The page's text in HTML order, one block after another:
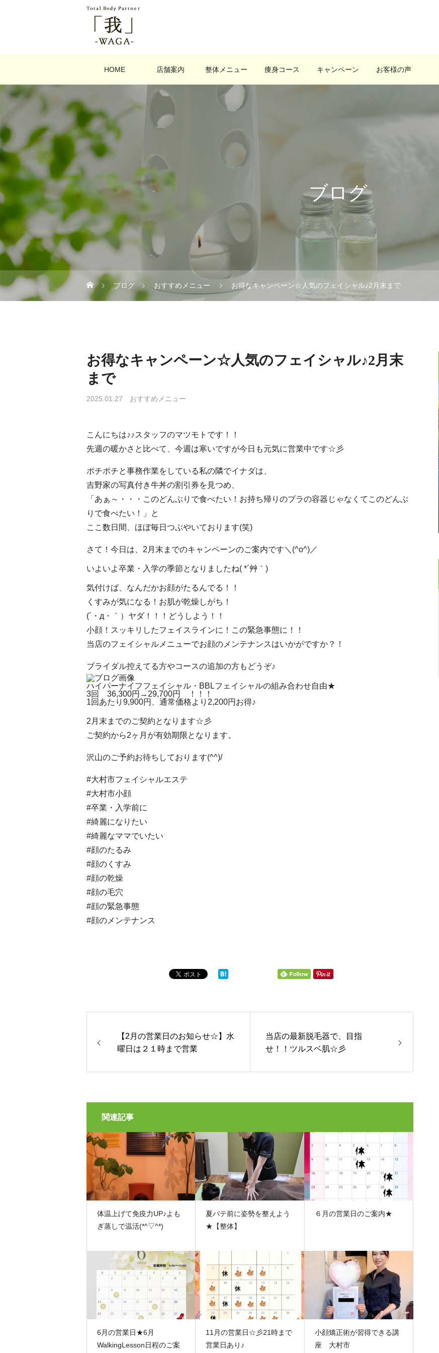
HOME 店舗案内 整体メニュー 痩身コース キャンペーン お客様の声
ブログ
ブログ おすすめメニュー お得なキャンペーン☆人気のフェイシャル♪2月末まで
お得なキャンペーン☆人気のフェイシャル♪2月末
まで
2025.01.27 おすすめメニュー
こんにちは♪♪スタッフのマツモトです！！
先週の暖かさと比べて、今週は寒いですが今日も元気に営業中です☆彡
ポチポチと事務作業をしている私の隣でイナダは、
吉野家の写真付き牛丼の割引券を見つめ、
「あぁ～・・・このどんぶりで食べたい！お持ち帰りのプラの容器じゃなくてこのどんぶ
りで食べたい！」と
ここ数日間、ほぼ毎日つぶやいております(笑)
さて！今日は、2月末までのキャンペーンのご案内です＼(^o^)／
いよいよ卒業・入学の季節となりましたね( *´艸｀)
気付けば、なんだかお顔がたるんでる！！
くすみが気になる！お肌が乾燥しがち！
(´・д・｀）ヤダ！！！どうしよう！！
小顔！スッキリしたフェイスラインに！この緊急事態に！！
当店のフェイシャルメニューでお顔のメンテナンスはいかがですか？！
ブライダル控えてる方やコースの追加の方もどうぞ♪
ハイパーナイフフェイシャル・BBLフェイシャルの組み合わせ自由★
3回 36,300円→29,700円 ！！！
1回あたり9,900円、通常価格より2,200円お得♪
2月末までのご契約となります☆彡
ご契約から2ヶ月が有効期限となります。
沢山のご予約お待ちしております(^^)/
#大村市フェイシャルエステ
#大村市小顔
#卒業・入学前に
#綺麗になりたい
#綺麗なママでいたい
#顔のたるみ
#顔のくすみ
#顔の乾燥
#顔の毛穴
#顔の緊急事態
#顔のメンテナンス
【2月の営業日のお知らせ☆】水
曜日は２１時まで営業
当店の最新脱毛器で、目指
せ！！ツルスベ肌☆彡
関連記事
体温上げて免疫力UP♪よも
ぎ蒸しで温活(*^▽^*)
夏バテ前に姿勢を整えよう
★【整体】
６月の営業日のご案内★
6月の営業日★6月
WalkingLesson日程のご案
11月の営業日☆彡21時まで
営業日あり♪
小顔矯正術が習得できる講
座 大村市